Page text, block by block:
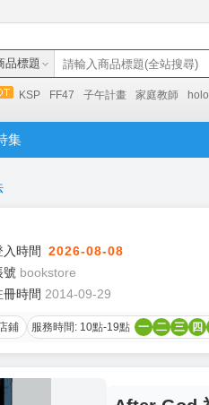
品標題
KSP FF47 子午計畫 家庭教師
集
入時間 2026-08-08
號 bookstore
時間 2014-09-29
鋪 服務時間: 10點-19點 一 二 三 四